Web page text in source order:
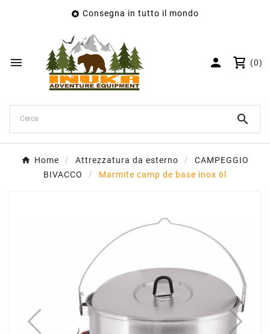
 Consegna in tutto il mondo
  (0)

Home Attrezzatura da esterno
CAMPEGGIO
BIVACCO
Marmite camp de base inox 6l
Nome lista dei desideri